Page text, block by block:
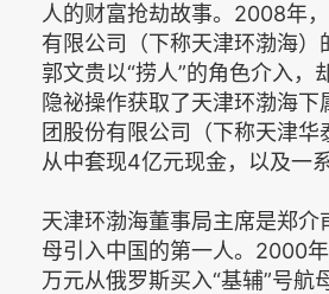
人的财富抢劫故事。2008年
有限公司（下称天津环渤海）
郭文贵以“捞人”的角色介入，
隐祕操作获取了天津环渤海下
团股份有限公司（下称天津华
从中套现4亿元现金，以及一
天津环渤海董事局主席是郑介
母引入中国的第一人。2000
万元从俄罗斯买入“基辅”号航